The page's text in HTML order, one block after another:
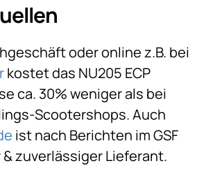
oder online z.B. bei
kostet das NU205 ECP
ca. 30% weniger als bei
Scootershops. Auch
ist nach Berichten im GSF
zuverlässiger Lieferant.